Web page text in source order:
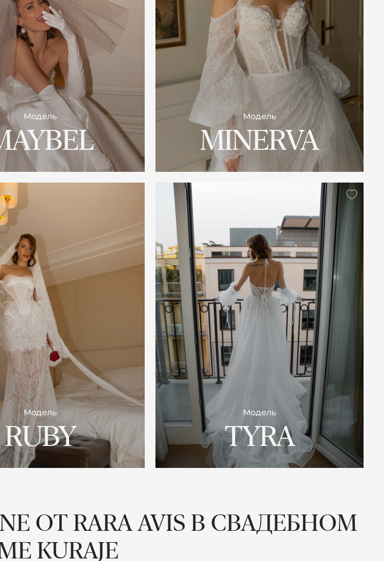
Модель Модель
MINERVA
Модель
RUBY
Модель
TYRA
ОТ RARA AVIS В СВАДЕБНОМ
KURAJE